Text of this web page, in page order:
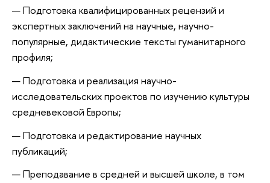
Подготовка квалифицированных рецензий и
экспертных заключений на научные, научно-
популярные, дидактические тексты гуманитарного
профиля;
Подготовка и реализация научно-
исследовательских проектов по изучению культуры
средневековой Европы;
Подготовка и редактирование научных
публикаций;
Преподавание в средней и высшей школе, в том